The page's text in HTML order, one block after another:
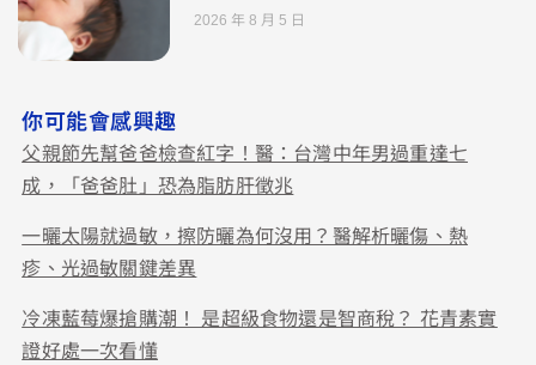
2026 年 8 月 5 日
你可能會感興趣
父親節先幫爸爸檢查紅字！醫：台灣中年男過重達七
成，「爸爸肚」恐為脂肪肝徵兆
一曬太陽就過敏，擦防曬為何沒用？醫解析曬傷、熱
疹、光過敏關鍵差異
冷凍藍莓爆搶購潮！ 是超級食物還是智商稅？ 花青素實
證好處一次看懂